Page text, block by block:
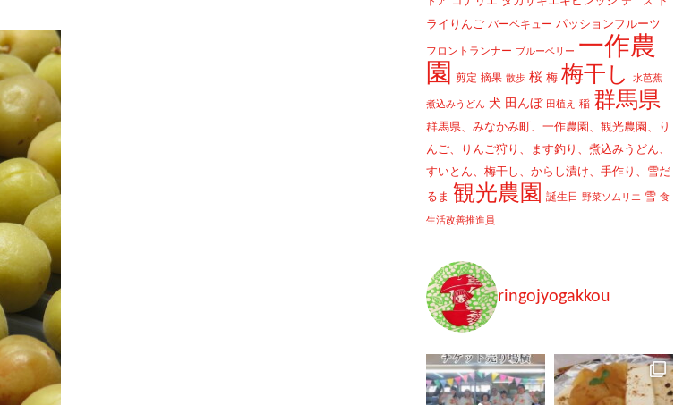
ライりんご バーベキュー パッションフルーツ
フロントランナー ブルーベリー 一作農
園
剪定 摘果 散歩 桜 梅 梅干し 水芭蕉
煮込みうどん 犬 田んぼ 田植え 稲 群馬県
群馬県、みなかみ町、一作農園、観光農園、り
んご、りんご狩り、ます釣り、煮込みうどん、
すいとん、梅干し、からし漬け、手作り、雪だ
るま 観光農園 誕生日 野菜ソムリエ 雪 食
生活改善推進員
ringojyogakkou